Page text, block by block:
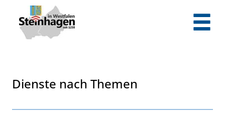
Zum Hauptinhalt springen
Zum Header
Zum Hauptinhalt
Zum Footer
Dienste nach Themen